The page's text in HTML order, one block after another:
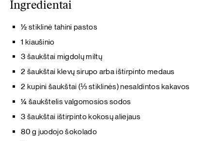
Ingredientai
½ stiklinė tahini pastos
1 kiaušinio
3 šaukštai migdolų miltų
2 šaukštai klevų sirupo arba ištirpinto medaus
2 kupini šaukštai (⅓ stiklinės) nesaldintos kakavos
¼ šaukštelis valgomosios sodos
3 šaukštai ištirpinto kokosų aliejaus
80 g juodojo šokolado